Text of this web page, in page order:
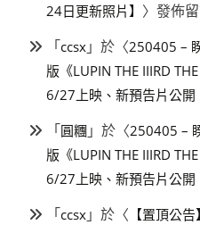
24日更新照片】 〉發佈
「ccsx 」於〈250405 –
版《LUPIN THE IIIRD
6/27上映、新預告片公開
「圓糰 」於〈250405 –
版《LUPIN THE IIIRD
6/27上映、新預告片公開
「ccsx 」於〈 【置頂公